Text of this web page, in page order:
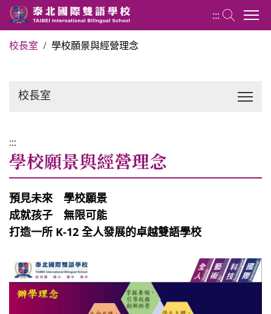
校長室 學校願景與經營理念
校長室
:::
學校願景與經營理念
預見未來 學校願景
成就孩子 無限可能
打造一所 K-12 全人發展的卓越雙語學校
:::
最新消息
行事曆
招生專區
普通型高中